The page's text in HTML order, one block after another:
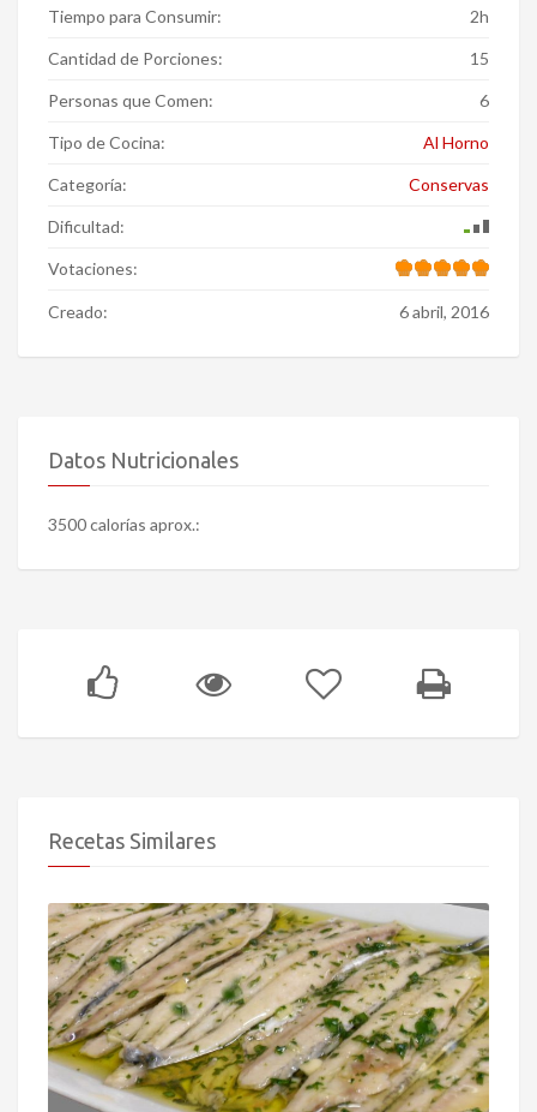
Tiempo para Consumir: 2h
Cantidad de Porciones: 15
Personas que Comen: 6
Tipo de Cocina: Al Horno
Categoría: Conservas
Dificultad:
Votaciones:
Creado: 6 abril, 2016
Datos Nutricionales
3500 calorías aprox.:
Recetas Similares